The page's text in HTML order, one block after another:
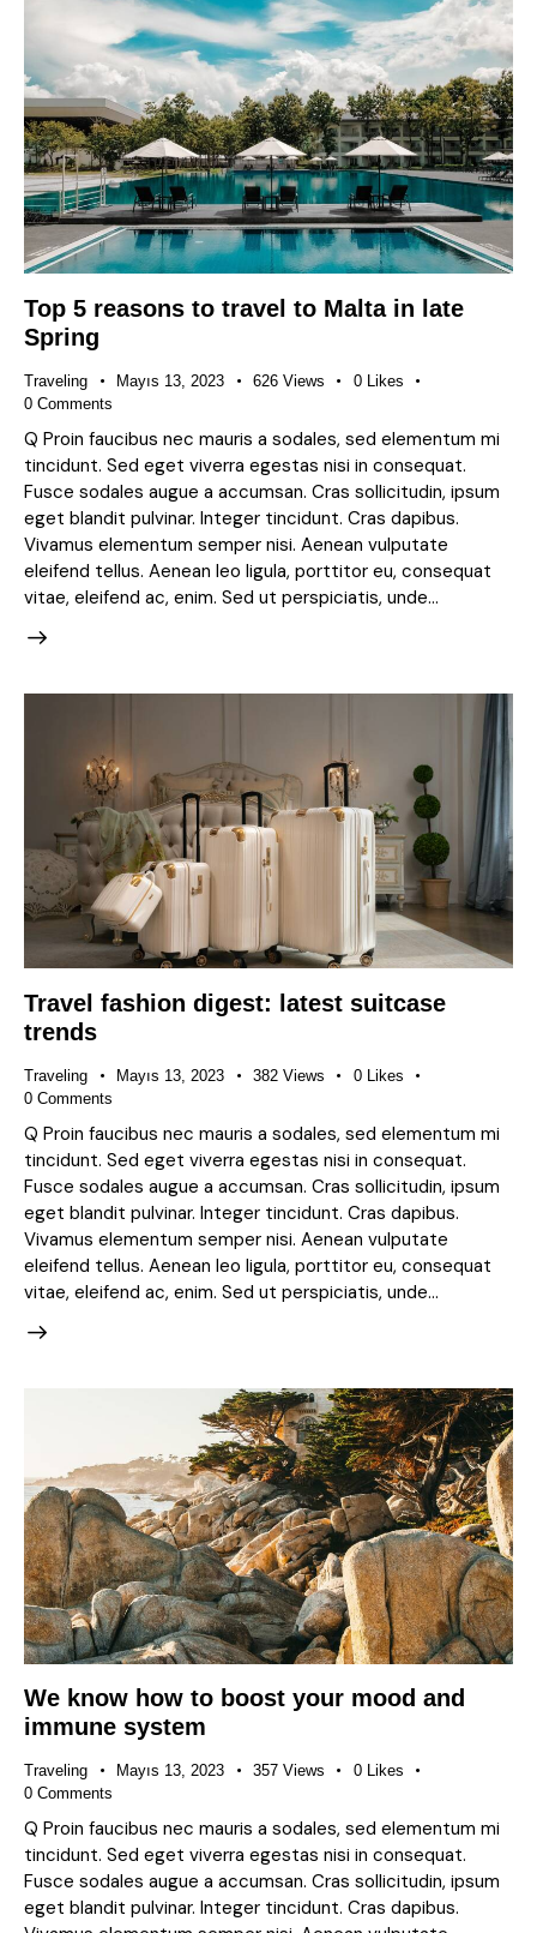
Top 5 reasons to travel to Malta in late
Spring
Traveling Mayıs 13, 2023 626 Views 0 Likes
0 Comments
Q Proin faucibus nec mauris a sodales, sed elementum mi
tincidunt. Sed eget viverra egestas nisi in consequat.
Fusce sodales augue a accumsan. Cras sollicitudin, ipsum
eget blandit pulvinar. Integer tincidunt. Cras dapibus.
Vivamus elementum semper nisi. Aenean vulputate
eleifend tellus. Aenean leo ligula, porttitor eu, consequat
vitae, eleifend ac, enim. Sed ut perspiciatis, unde…
Travel fashion digest: latest suitcase
trends
Traveling Mayıs 13, 2023 382 Views 0
Likes
0 Comments
Q Proin faucibus nec mauris a sodales, sed elementum mi
tincidunt. Sed eget viverra egestas nisi in consequat.
Fusce sodales augue a accumsan. Cras sollicitudin, ipsum
eget blandit pulvinar. Integer tincidunt. Cras dapibus.
Vivamus elementum semper nisi. Aenean vulputate
eleifend tellus. Aenean leo ligula, porttitor eu, consequat
vitae, eleifend ac, enim. Sed ut perspiciatis, unde…
We know how to boost your mood and
immune system
Traveling Mayıs 13, 2023 357 Views 0 Likes
0 Comments
Q Proin faucibus nec mauris a sodales, sed elementum mi
tincidunt. Sed eget viverra egestas nisi in consequat.
Fusce sodales augue a accumsan. Cras sollicitudin, ipsum
eget blandit pulvinar. Integer tincidunt. Cras dapibus.